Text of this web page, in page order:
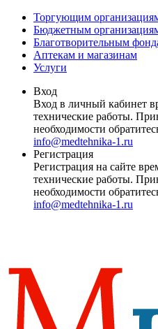
Торгующим
Бюджетным
Благотворительным
Аптекам и магазинам
Услуги
Вход
Вход в личный кабинет
технические работы.
необходимости
info@medtehnika-1.ru
Регистрация
Регистрация на сайте
технические работы.
необходимости
info@medtehnika-1.ru